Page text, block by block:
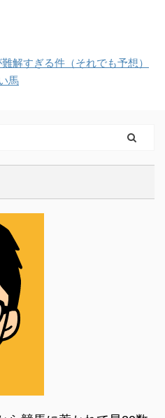
解すぎる件（それでも予想）
馬